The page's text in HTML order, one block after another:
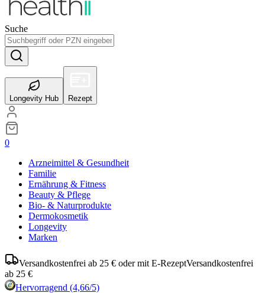
Suche
Longevity Hub Rezept
0
Arzneimittel & Gesundheit
Familie
Ernährung & Fitness
Beauty & Pflege
Bio- & Naturprodukte
Dermokosmetik
Longevity
Marken
Versandkostenfrei ab 25 € oder mit E-RezeptVersandkostenfrei
ab 25 €
Hervorragend (4,66/5)